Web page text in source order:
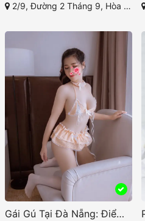
2/9, Đường 2 Tháng 9, Hòa Cường, Hòa Cường Bắc, Hải Châu, Đà Nẵng
Gái Gú Tại Đà Nẵng: Điểm Đến Thú Vị Cho Du Khách